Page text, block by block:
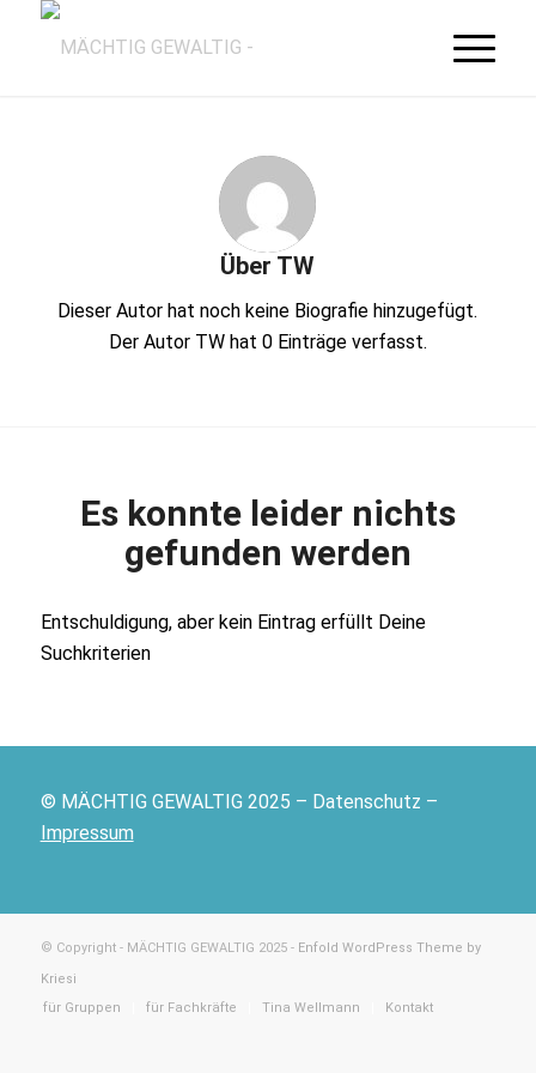
Über TW
Dieser Autor hat noch keine Biografie hinzugefügt.
Der Autor TWhat 0 Einträge verfasst.
Es konnte leider nichts
gefunden werden
Entschuldigung, aber kein Eintrag erfüllt Deine
Suchkriterien
© MÄCHTIG GEWALTIG 2025 – Datenschutz –
Impressum
© Copyright - MÄCHTIG GEWALTIG 2025 - Enfold WordPress Theme by
Kriesi
für Gruppen
für Fachkräfte Tina Wellmann Kontakt